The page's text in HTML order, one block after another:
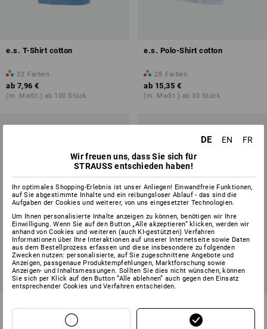
e.s. T-Shirt cotton
32 Farben
ab 7,96 €
(m. MwSt.) ab 100 Stück
e.s. Polo-Shirt cotton
28 Farben
ab 15,35 €
(m. MwSt.) ab 30 Stück
DE EN
FR
Wir freuen uns, dass Sie sich für
STRAUSS entschieden haben!
Ihr optimales Shopping-Erlebnis ist unser Anliegen! Einwandfreie Funktionen,
auf Sie abgestimmte Inhalte und ein reibungsloser Ablauf - das sind die
Aufgaben der Cookies und weiterer, von uns eingesetzter Technologien.
Um Ihnen personalisierte Inhalte anzeigen zu können, benötigen wir Ihre
Einwilligung. Wenn Sie auf den Button „Alle akzeptieren“ klicken, werden wir
anhand von Cookies und weiteren (auch KI-gestützten) Verfahren
Informationen über Ihre Interaktionen auf unserer Internetseite sowie Daten
aus dem Bestellprozess erfassen und diese insbesondere zu folgenden
Zwecken nutzen: personalisierte, auf Sie zugeschnittene Angebote und
Anzeigen, passgenaue Produktempfehlungen, Marktforschung sowie
Anzeigen- und Inhaltsmessungen. Sollten Sie dies nicht wünschen, können
Sie sich per Klick auf den Button “Alle ablehnen” auch gegen den Einsatz
entsprechender Cookies und Verfahren entscheiden.